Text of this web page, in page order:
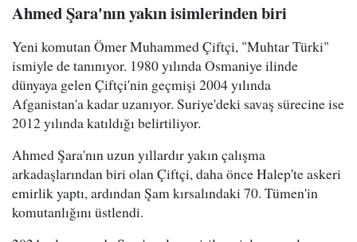
Ahmed Şara'nın yakın isimlerinden biri
Yeni komutan Ömer Muhammed Çiftçi, "Muhtar Türki"
ismiyle de tanınıyor. 1980 yılında Osmaniye ilinde
dünyaya gelen Çiftçi'nin geçmişi 2004 yılında
Afganistan'a kadar uzanıyor. Suriye'deki savaş sürecine ise
2012 yılında katıldığı belirtiliyor.
Ahmed Şara'nın uzun yıllardır yakın çalışma
arkadaşlarından biri olan Çiftçi, daha önce Halep'te askeri
emirlik yaptı, ardından Şam kırsalındaki 70. Tümen'in
komutanlığını üstlendi.